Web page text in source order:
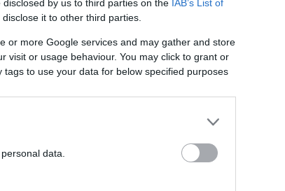
by us to third parties on the IAB’s List of
it to other third parties.
or more Google services and may gather and store
visit or usage behaviour. You may click to grant or
to use your data for below specified purposes
data.
στην
και το